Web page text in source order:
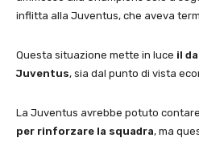
inflitta alla Juventus, che aveva
Questa situazione mette in luce il
Juventus, sia dal punto di vista
La Juventus avrebbe potuto
per rinforzare la squadra, ma